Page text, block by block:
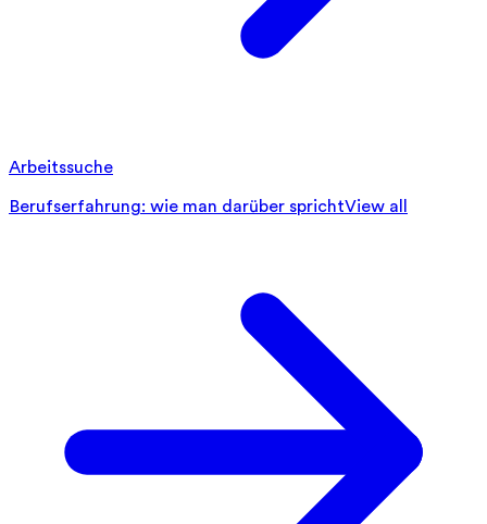
Arbeitssuche
Berufserfahrung: wie man darüber sprichtView all